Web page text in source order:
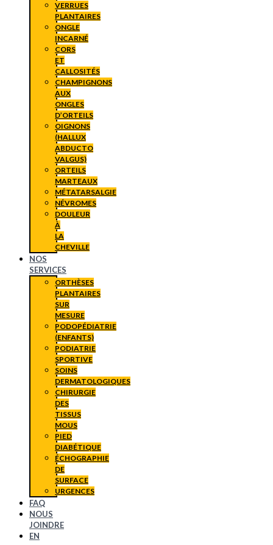
VERRUES
PLANTAIRES
ONGLE
INCARNÉ
CORS
ET
CALLOSITÉS
CHAMPIGNONS
AUX
ONGLES
D’ORTEILS
OIGNONS
(HALLUX
ABDUCTO
VALGUS)
ORTEILS
MARTEAUX
MÉTATARSALGIE
NÉVROMES
DOULEUR
À
LA
CHEVILLE
NOS
SERVICES
ORTHÈSES
PLANTAIRES
SUR
MESURE
PODOPÉDIATRIE
(ENFANTS)
PODIATRIE
SPORTIVE
SOINS
DERMATOLOGIQUES
CHIRURGIE
DES
TISSUS
MOUS
PIED
DIABÉTIQUE
ÉCHOGRAPHIE
DE
SURFACE
URGENCES
FAQ
NOUS
JOINDRE
EN